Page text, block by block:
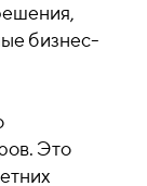
бизнес-
Это